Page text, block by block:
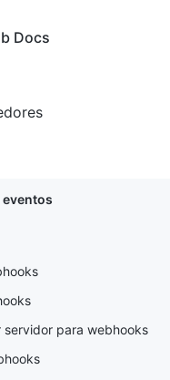
Docs
eventos
servidor para webhooks